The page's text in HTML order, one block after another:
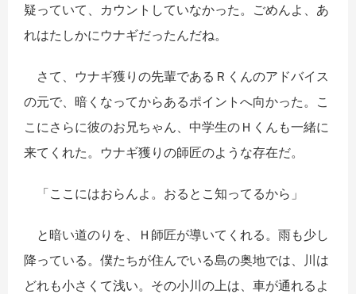
疑っていて、カウントしていなかった。ごめんよ、あ
れはたしかにウナギだったんだね。
さて、ウナギ獲りの先輩であるＲくんのアドバイス
の元で、暗くなってからあるポイントへ向かった。こ
こにさらに彼のお兄ちゃん、中学生のＨくんも一緒に
来てくれた。ウナギ獲りの師匠のような存在だ。
「ここにはおらんよ。おるとこ知ってるから」
と暗い道のりを、Ｈ師匠が導いてくれる。雨も少し
降っている。僕たちが住んでいる島の奥地では、川は
どれも小さくて浅い。その小川の上は、車が通れるよ